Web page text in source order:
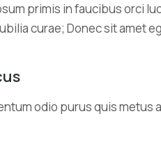
primis in faucibus orci
curae; Donec sit amet
odio purus quis metus